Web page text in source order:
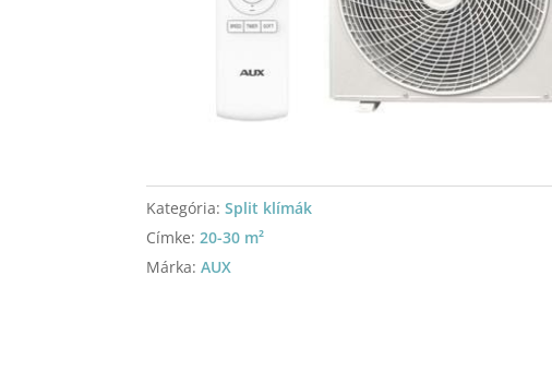
Kategória:Split klímák
Címke:20-30 m²
Márka:AUX